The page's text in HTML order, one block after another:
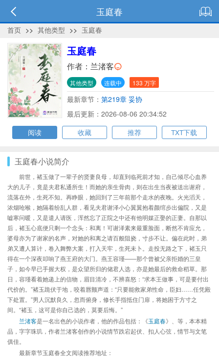
玉庭春
首页 >> 其他类型 >> 玉庭春
玉庭春
作者： 兰渚客
其他类型 连载中 133 万字
最新章节： 第219章 妥协
最后更新：2026-08-06 20:34:52
阅读
收藏 推荐 TXT下载
玉庭春小说简介
前世，褚玉做了一辈子的贤妻良母，却直到临死前才知，自己倾尽心血养
大的儿子，竟是夫君私通所生！而她的亲生骨肉，则在出生当夜被送出谢府，
流落在外，生死不知。再睁眼，她回到了三年前那个走水的夜晚。火光滔天，
浓烟呛喉，她隔着纷乱人群，看见夫君谢泽小心翼翼抱着颜绾步出偏院，又是
嘘寒问暖，又是遣人请医，浑然忘了正院之中还有他明媒正娶的正妻。自那以
后，褚玉心底便只剩一个念头：和离！可谢泽素来最重脸面，断然不肯应允，
婆母亦为了谢家的名声，对她的和离之请百般阻挠，寸步不让。偏在此时，弟
弟又遭人算计，卷入舞弊大案，打入天牢，生死未卜。走投无路之下，褚玉只
得在一个深夜叩响了燕王府的大门。燕王容瑾——那个曾被父亲拒婚的三皇
子，如今早已手握大权，是众望所归的储君人选，亦是她最后的救命稻草。那
日，容瑾看着她递上的信物，眉目清冷，不辨喜怒：“求本王做事，可是要付出
代价的。”褚玉跪伏于地，咬着唇颤声道：“只要能救家弟性命，臣妇……任凭殿
下处置。”男人沉默良久，忽而俯身，修长手指抵住门扉，将她困于方寸之
间。“褚玉，这可是你自己选的，莫要后悔。”
兰渚客是一名出色的小说作者，他的作品包括：《玉庭春》、等，本本精
品，字字珠玑，作者兰渚客创作的小说情节跌宕起伏、扣人心弦，情节与文笔
俱佳。
最新章节玉庭春全文阅读推荐地址：